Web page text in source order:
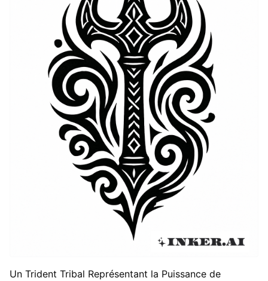
Un Trident Tribal Représentant la Puissance de